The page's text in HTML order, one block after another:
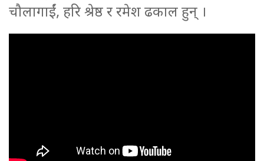
चौलागाईं, हरि श्रेष्ठ र रमेश ढकाल हुन् ।